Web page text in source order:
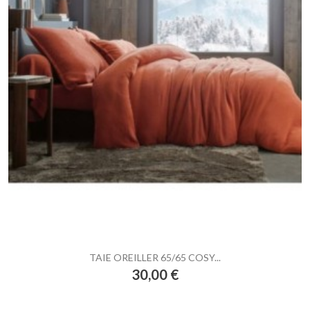
TAIE OREILLER 65/65 COSY...
Prix
30,00 €